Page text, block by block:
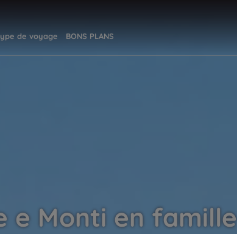
de voyage BONS PLANS
e Monti en famille